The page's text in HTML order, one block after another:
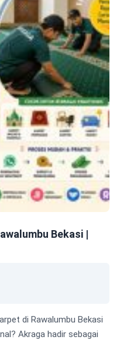
Bekasi |
di Rawalumbu Bekasi
Akraga hadir sebagai